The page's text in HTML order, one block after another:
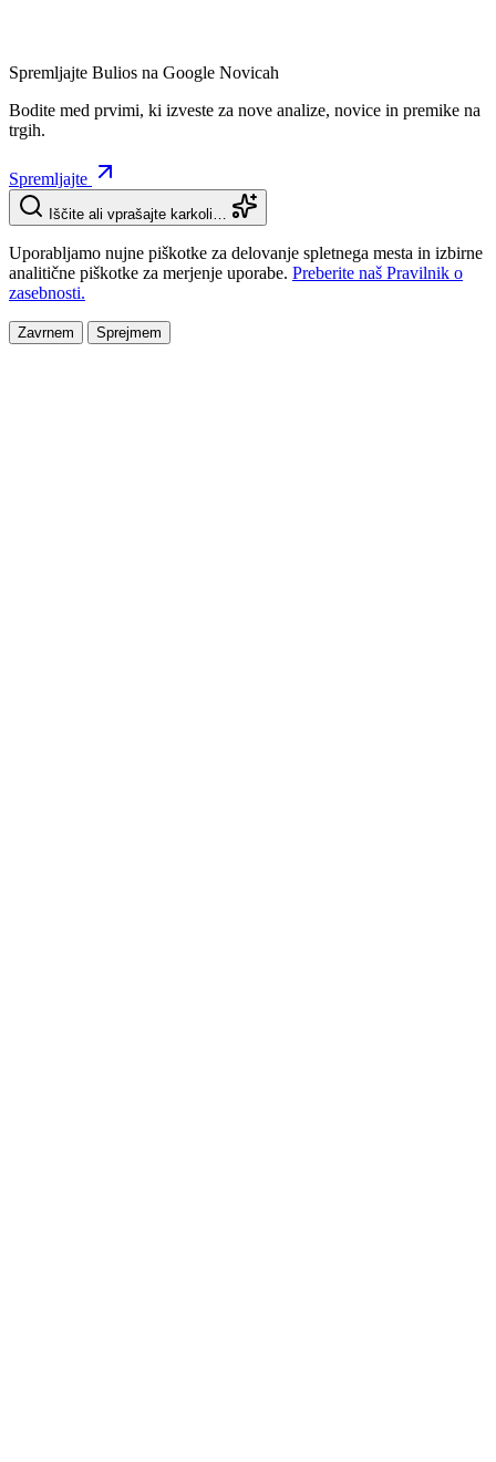
Spremljajte Bulios na Google Novicah
Bodite med prvimi, ki izveste za nove analize, novice in premike na
trgih.
Spremljajte
Iščite ali vprašajte karkoli…
Uporabljamo nujne piškotke za delovanje spletnega mesta in izbirne
analitične piškotke za merjenje uporabe. Preberite naš Pravilnik o
zasebnosti.
Zavrnem Sprejmem